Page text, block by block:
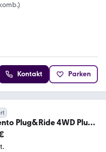
Kontakt Parken
Plug&Ride 4WD Plug-
ab.AHK